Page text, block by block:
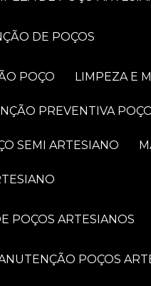
DE POÇOS
POÇO LIMPEZA E
PREVENTIVA
SEMI ARTESIANO
POÇOS ARTESIANOS
POÇOS